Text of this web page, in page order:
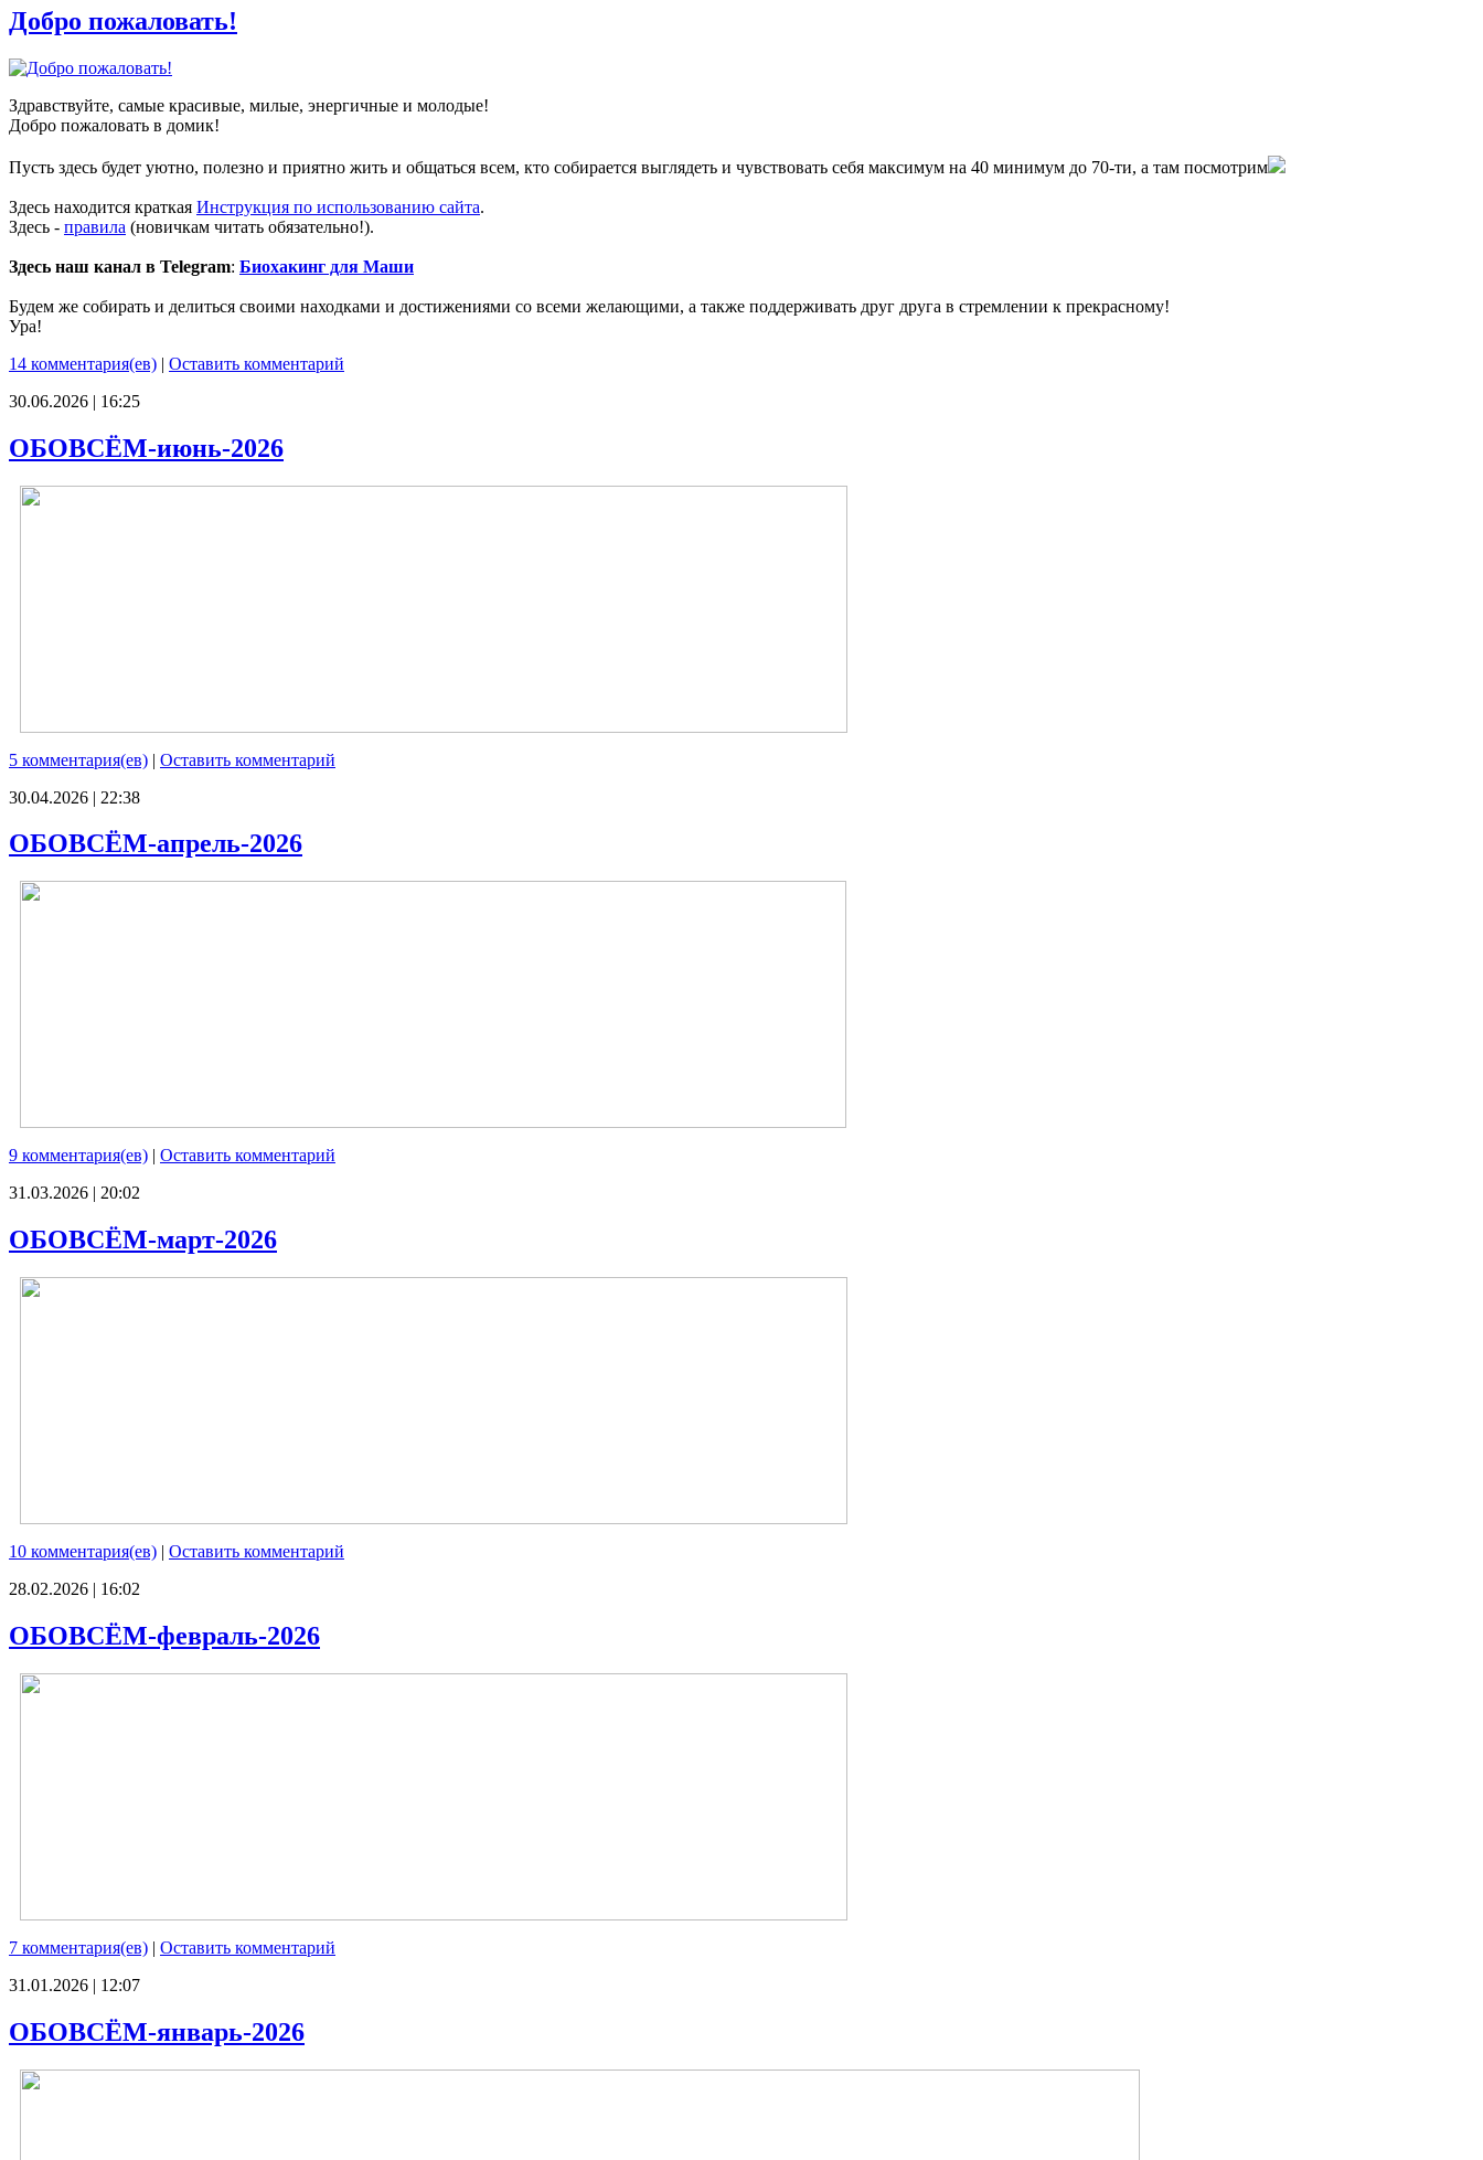
Добро пожаловать!
Здравствуйте, самые красивые, милые, энергичные и молодые!
Добро пожаловать в домик!
Пусть здесь будет уютно, полезно и приятно жить и общаться всем, кто собирается выглядеть и чувствовать себя максимум на 40 минимум до 70-ти, а там посмотрим
Здесь находится краткая Инструкция по использованию сайта.
Здесь - правила (новичкам читать обязательно!).
Здесь наш канал в Telegram: Биохакинг для Маши
Будем же собирать и делиться своими находками и достижениями со всеми желающими, а также поддерживать друг друга в стремлении к прекрасному!
Ура!
14 комментария(ев) | Оставить комментарий
30.06.2026 | 16:25
ОБОВСЁМ-июнь-2026
5 комментария(ев) | Оставить комментарий
30.04.2026 | 22:38
ОБОВСЁМ-апрель-2026
9 комментария(ев) | Оставить комментарий
31.03.2026 | 20:02
ОБОВСЁМ-март-2026
10 комментария(ев) | Оставить комментарий
28.02.2026 | 16:02
ОБОВСЁМ-февраль-2026
7 комментария(ев) | Оставить комментарий
31.01.2026 | 12:07
ОБОВСЁМ-январь-2026